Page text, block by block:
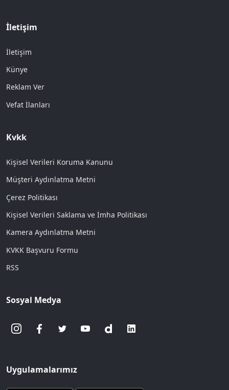
İletişim
İletişim
Künye
Reklam Ver
Vefat İlanları
Kvkk
Kişisel Verileri Koruma Kanunu
Müşteri Aydınlatma Metni
Çerez Politikası
Kişisel Verileri Saklama ve İmha Politikası
Kamera Aydınlatma Metni
KVKK Başvuru Formu
RSS
Sosyal Medya
Uygulamalarımız